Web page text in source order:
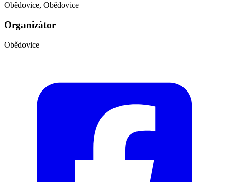
Obědovice, Obědovice
Organizátor
Obědovice